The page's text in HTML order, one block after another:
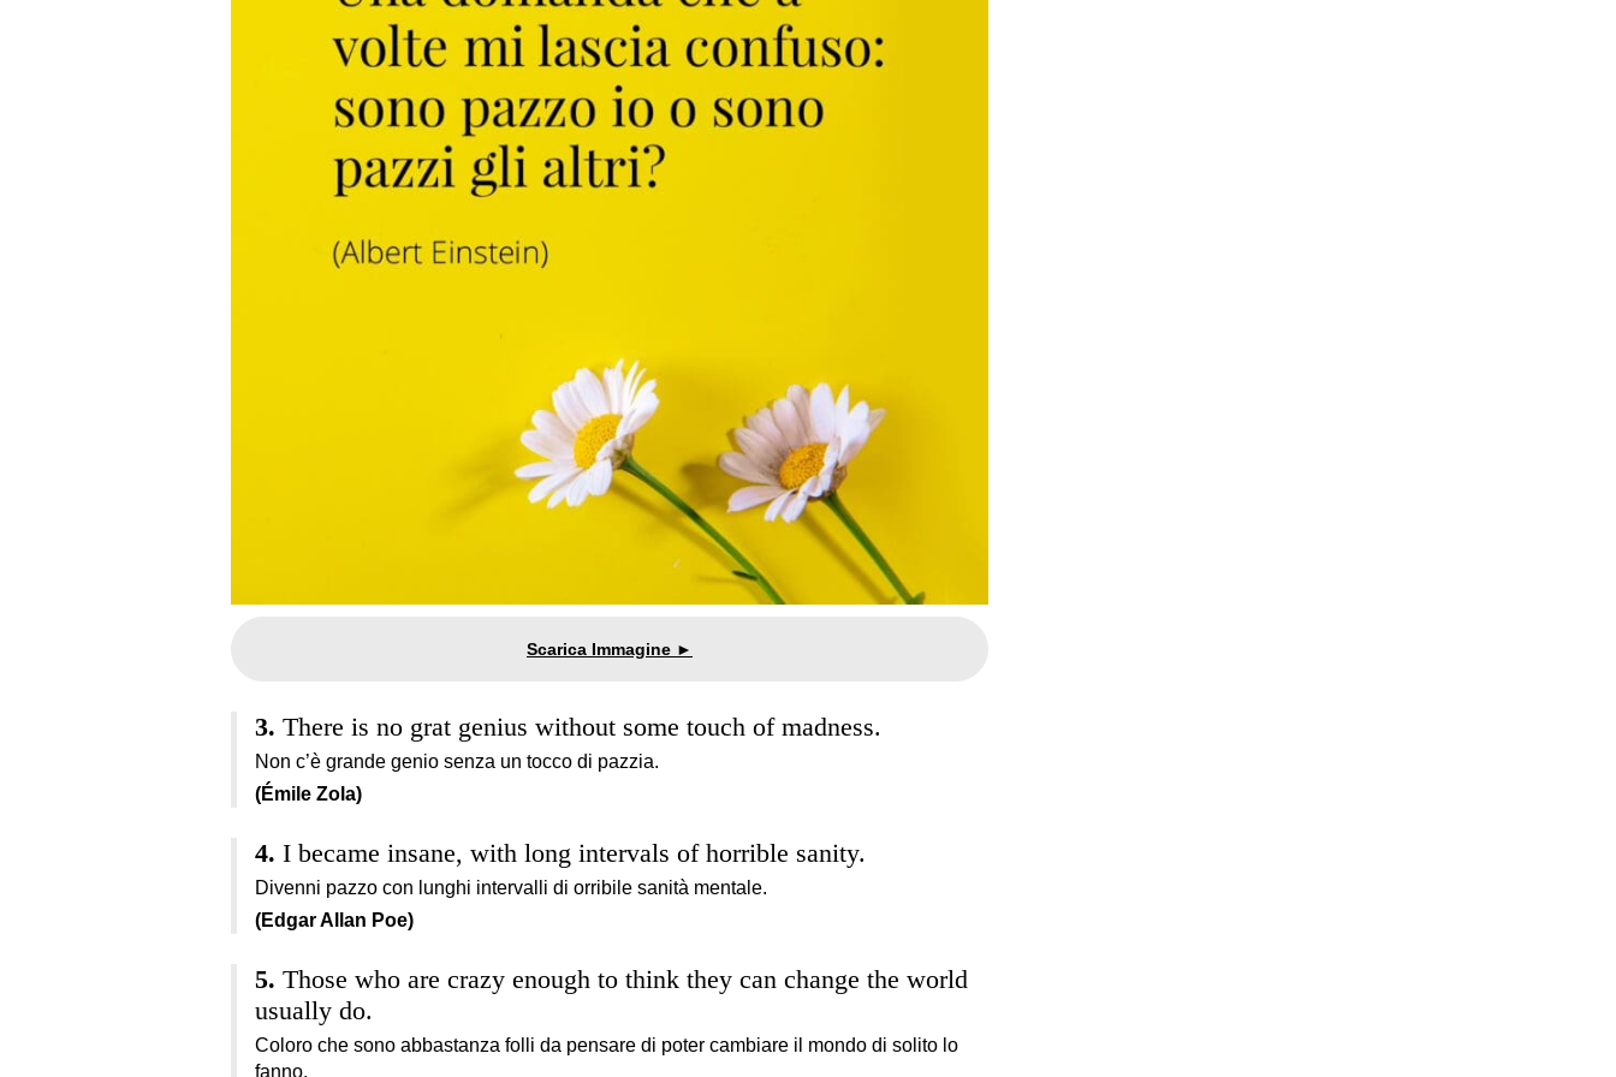
There is no grat genius without some touch of madness.
Non c’è grande genio senza un tocco di pazzia.
(Émile Zola)
I became insane, with long intervals of horrible sanity.
Divenni pazzo con lunghi intervalli di orribile sanità mentale.
(Edgar Allan Poe)
Those who are crazy enough to think they can change the world
usually do.
Coloro che sono abbastanza folli da pensare di poter cambiare il mondo di solito lo
fanno.